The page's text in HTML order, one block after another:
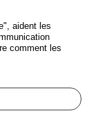
aident les
comment les